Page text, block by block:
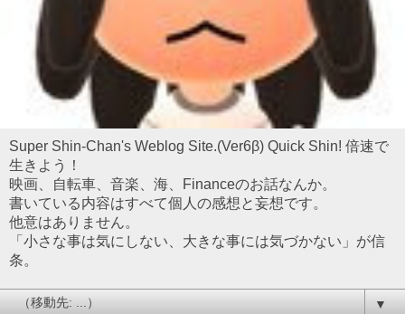
Super Shin-Chan's Weblog Site.(Ver6β) Quick Shin! 倍速で
生きよう！
映画、自転車、音楽、海、Financeのお話なんか。
書いている内容はすべて個人の感想と妄想です。
他意はありません。
「小さな事は気にしない、大きな事には気づかない」が信
条。
▼